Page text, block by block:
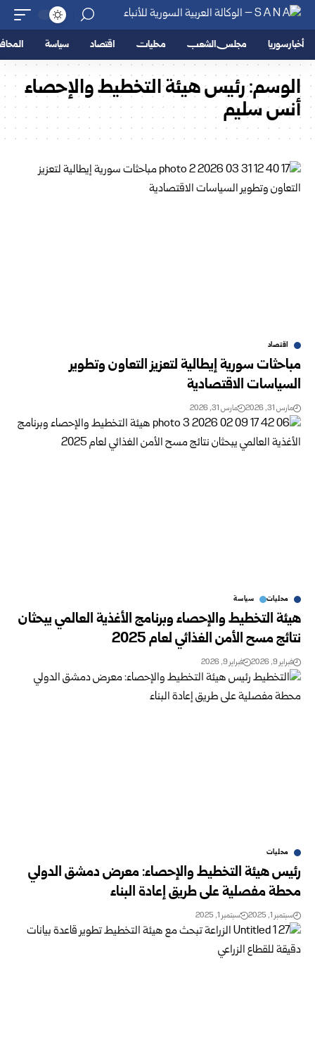
أخبار سوريا مجلس الشعب محليات اقتصاد سياسة
الوسم:رئيس هيئة التخطيط والإحصاء
أنس سليم
اقتصاد
مباحثات سورية إيطالية لتعزيز التعاون وتطوير
السياسات الاقتصادية
مارس 31, 2026 مارس 31, 2026
محليات سياسة
هيئة التخطيط والإحصاء وبرنامج الأغذية العالمي يبحثان
نتائج مسح الأمن الغذائي لعام 2025
فبراير 9, 2026 فبراير 9, 2026
محليات
رئيس هيئة التخطيط والإحصاء: معرض دمشق الدولي
محطة مفصلية على طريق إعادة البناء
سبتمبر 1, 2025 سبتمبر 1, 2025